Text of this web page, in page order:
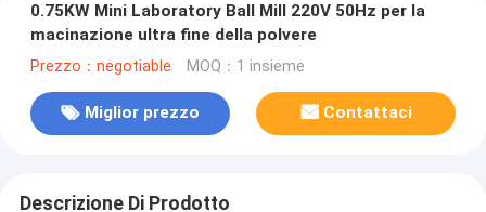
0.75KW Mini Laboratory Ball Mill 220V 50Hz per la
macinazione ultra fine della polvere
Prezzo：negotiable MOQ：1 insieme
Miglior prezzo Contattaci
Descrizione Di Prodotto